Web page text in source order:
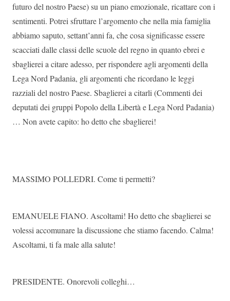
futuro del nostro Paese) su un piano emozionale, ricattare con i
sentimenti. Potrei sfruttare l’argomento che nella mia famiglia
abbiamo saputo, settant’anni fa, che cosa significasse essere
scacciati dalle classi delle scuole del regno in quanto ebrei e
sbaglierei a citare adesso, per rispondere agli argomenti della
Lega Nord Padania, gli argomenti che ricordano le leggi
razziali del nostro Paese. Sbaglierei a citarli (Commenti dei
deputati dei gruppi Popolo della Libertà e Lega Nord Padania)
… Non avete capito: ho detto che sbaglierei!
MASSIMO POLLEDRI. Come ti permetti?
EMANUELE FIANO. Ascoltami! Ho detto che sbaglierei se
volessi accomunare la discussione che stiamo facendo. Calma!
Ascoltami, ti fa male alla salute!
PRESIDENTE. Onorevoli colleghi…